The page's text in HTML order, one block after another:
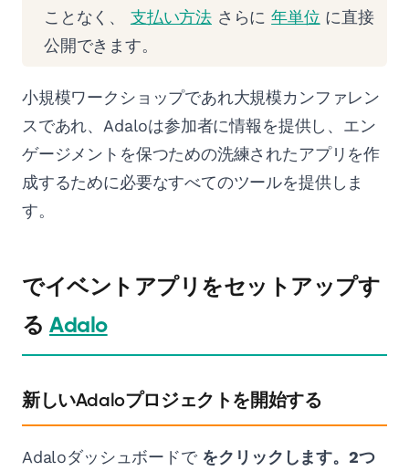
ことなく、 支払い方法 さらに年単位 に直接
公開できます。
小規模ワークショップであれ大規模カンファレン
スであれ、Adaloは参加者に情報を提供し、エン
ゲージメントを保つための洗練されたアプリを作
成するために必要なすべてのツールを提供しま
す。
でイベントアプリをセットアップす
るAdalo
新しいAdaloプロジェクトを開始する
Adaloダッシュボードで をクリックします。2つ